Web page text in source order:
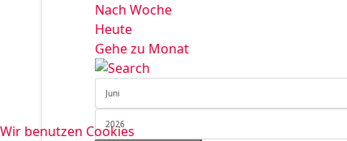
Nach Woche
Heute
Gehe zu Monat
Wir benutzen Cookies